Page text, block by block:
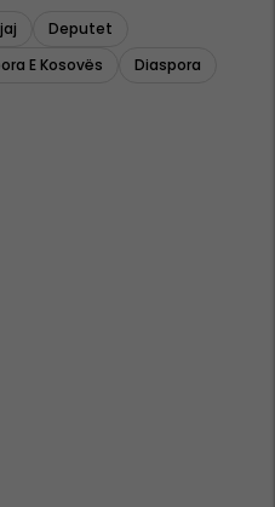
Deputet
E Kosovës Diaspora